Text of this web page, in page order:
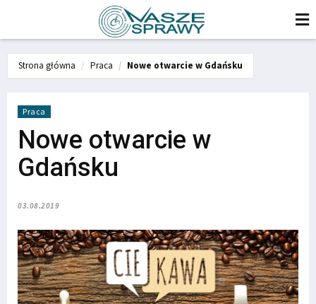
Strona główna Praca Nowe otwarcie w Gdańsku
Praca
Nowe otwarcie w
Gdańsku
03.08.2019